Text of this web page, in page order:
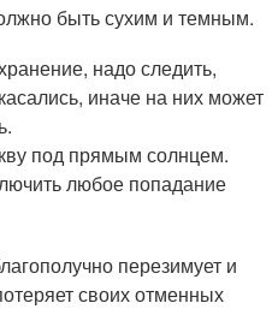
быть сухим и темным.
надо следить,
иначе на них может
под прямым солнцем.
любое попадание
перезимует и
своих отменных